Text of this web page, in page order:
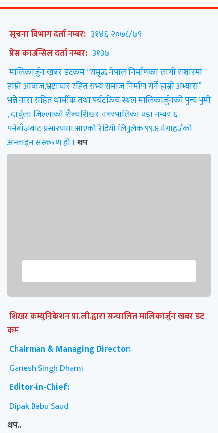
सूचना विभाग दर्ता नम्बर: ३१४६-२०७८/७९
प्रेस काउन्सिल दर्ता नम्बर: ३१३७
मालिकार्जुन खबर डटकम “समृद्ध नेपाल निर्माणका लागी सञ्चारमा
हाम्रो आवाज,भ्रष्टाचार रहित सभ्य समाज निर्माण गर्ने हाम्रो अभ्यास”
भन्ने नारा सहित धार्मीक तथा पर्यटकिय स्थल मालिकार्जुनको पुन्य भुमी
, दार्चुला जिल्लाको शैल्यशिखर नगरपालिका वडा नम्बर ६
पनेबाँजबाट प्रसारणमा आएको रेडियो लिपुलेक ९९.६ मेगाहर्जको
अन्लाइन सस्करण हो । थप
शिखर कम्युनिकेशन प्रा.ली.द्वारा सन्चालित मालिकार्जुन खबर डट
कम
Chairman & Managing Director:
Ganesh Singh Dhami
Editor-in-Chief:
Dipak Babu Saud
थप..